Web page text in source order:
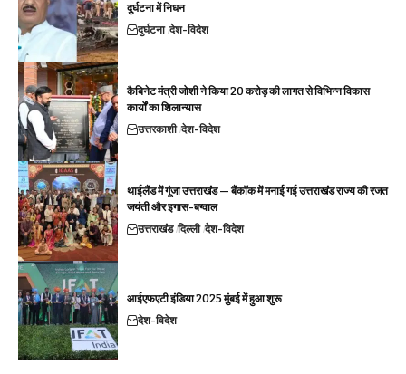
दुर्घटना में निधन
दुर्घटना देश-विदेश
कैबिनेट मंत्री जोशी ने किया 20 करोड़ की लागत से विभिन्न विकास
कार्यों का शिलान्यास
उत्तरकाशी देश-विदेश
थाईलैंड में गूंजा उत्तराखंड — बैंकॉक में मनाई गई उत्तराखंड राज्य की रजत
जयंती और इगास-बग्वाल
उत्तराखंड दिल्ली देश-विदेश
आईएफएटी इंडिया 2025 मुंबई में हुआ शुरू
देश-विदेश